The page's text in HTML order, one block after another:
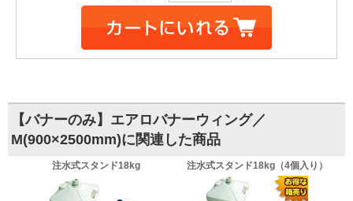
【バナーのみ】エアロバナーウィング／
M(900×2500mm)に関連した商品
注水式スタンド18kg 注水式スタンド18kg（4個入り）